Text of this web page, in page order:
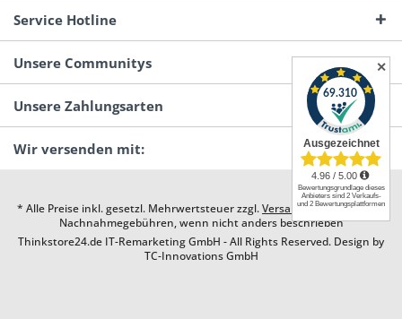
Service Hotline
Unsere Communitys
Unsere Zahlungsarten
Wir versenden mit:
* Alle Preise inkl. gesetzl. Mehrwertsteuer zzgl.Versandkostenund ggf.
Nachnahmegebühren, wenn nicht anders beschrieben
Thinkstore24.de IT-Remarketing GmbH - All Rights Reserved. Design by
TC-Innovations GmbH
✕